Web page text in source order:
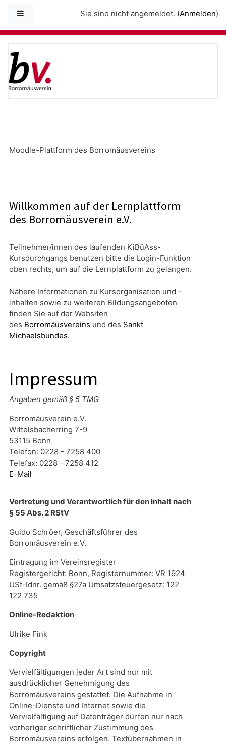
Website-ÜbersichtSie sind nicht angemeldet. (Anmelden)
Moodle-Plattform des Borromäusvereins
Willkommen auf der Lernplattform
des Borromäusverein e.V.
Teilnehmer/innen des laufenden KiBüAss-
Kursdurchgangs benutzen bitte die Login-Funktion
oben rechts, um auf die Lernplattform zu gelangen.
Nähere Informationen zu Kursorganisation und –
inhalten sowie zu weiteren Bildungsangeboten
finden Sie auf der Websiten
des Borromäusvereins und des Sankt
Michaelsbundes.
Impressum
Angaben gemäß § 5 TMG
Borromäusverein e.V.
Wittelsbacherring 7-9
53115 Bonn
Telefon: 0228 - 7258 400
Telefax: 0228 - 7258 412
E-Mail
Vertretung und Verantwortlich für den Inhalt nach
§ 55 Abs. 2 RStV
Guido Schröer, Geschäftsführer des
Borromäusverein e.V.
Eintragung im Vereinsregister
Registergericht: Bonn, Registernummer: VR 1924
USt-Idnr. gemäß §27a Umsatzsteuergesetz: 122
122 735
Online-Redaktion
Ulrike Fink
Copyright
Vervielfältigungen jeder Art sind nur mit
ausdrücklicher Genehmigung des
Borromäusvereins gestattet. Die Aufnahme in
Online-Dienste und Internet sowie die
Vervielfältigung auf Datenträger dürfen nur nach
vorheriger schriftlicher Zustimmung des
Borromäusvereins erfolgen. Textübernahmen in